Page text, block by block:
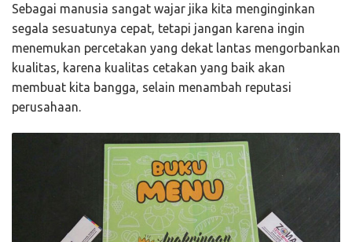
Sebagai manusia sangat wajar jika kita menginginkan
segala sesuatunya cepat, tetapi jangan karena ingin
menemukan percetakan yang dekat lantas mengorbankan
kualitas, karena kualitas cetakan yang baik akan
membuat kita bangga, selain menambah reputasi
perusahaan.